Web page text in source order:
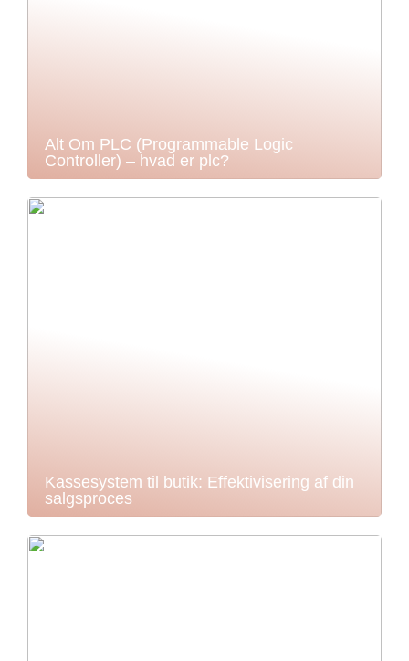
Alt Om PLC (Programmable Logic
Controller) – hvad er plc?
Kassesystem til butik: Effektivisering af din
salgsproces